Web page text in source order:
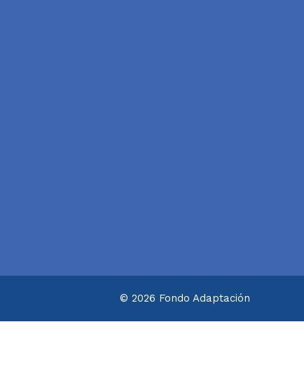
© 2026 Fondo Adaptación